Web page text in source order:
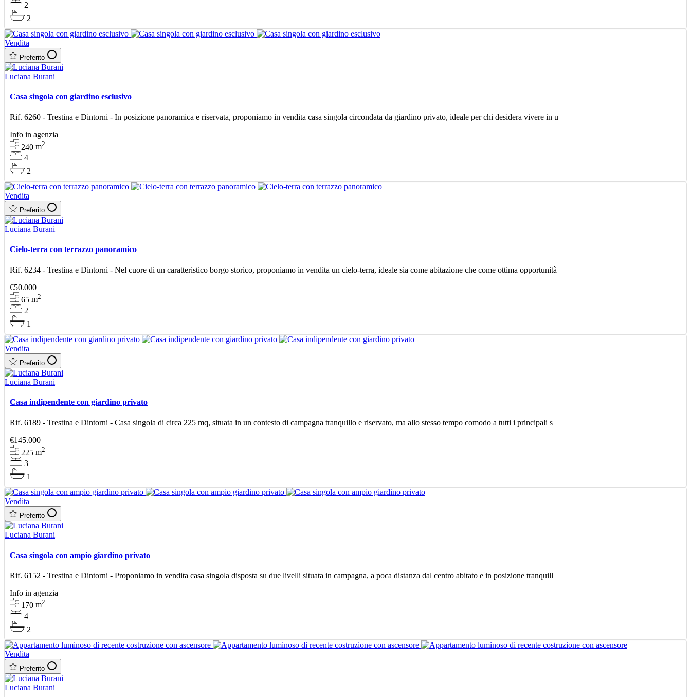
2
2
Vendita
Preferito
Luciana Burani
Casa singola con giardino esclusivo
Rif. 6260 - Trestina e Dintorni - In posizione panoramica e riservata, proponiamo in vendita casa singola circondata da giardino privato, ideale per chi desidera vivere in u
Info in agenzia
240m2
4
2
Vendita
Preferito
Luciana Burani
Cielo-terra con terrazzo panoramico
Rif. 6234 - Trestina e Dintorni - Nel cuore di un caratteristico borgo storico, proponiamo in vendita un cielo-terra, ideale sia come abitazione che come ottima opportunità
€50.000
65m2
2
1
Vendita
Preferito
Luciana Burani
Casa indipendente con giardino privato
Rif. 6189 - Trestina e Dintorni - Casa singola di circa 225 mq, situata in un contesto di campagna tranquillo e riservato, ma allo stesso tempo comodo a tutti i principali s
€145.000
225m2
3
1
Vendita
Preferito
Luciana Burani
Casa singola con ampio giardino privato
Rif. 6152 - Trestina e Dintorni - Proponiamo in vendita casa singola disposta su due livelli situata in campagna, a poca distanza dal centro abitato e in posizione tranquill
Info in agenzia
170m2
4
2
Vendita
Preferito
Luciana Burani